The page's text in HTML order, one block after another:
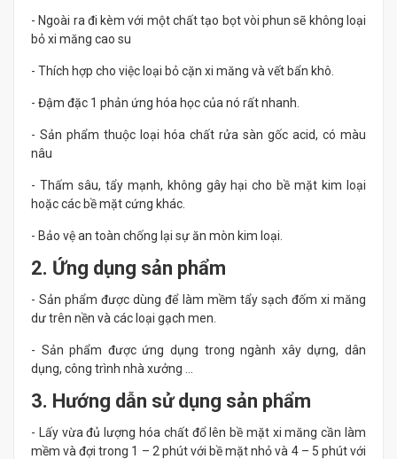
- Ngoài ra đi kèm với một chất tạo bọt vòi phun sẽ không loại
bỏ xi măng cao su
- Thích hợp cho việc loại bỏ cặn xi măng và vết bẩn khô.
- Đậm đặc 1 phản ứng hóa học của nó rất nhanh.
- Sản phẩm thuộc loại hóa chất rửa sàn gốc acid, có màu
nâu
- Thấm sâu, tẩy mạnh, không gây hại cho bề mặt kim loại
hoặc các bề mặt cứng khác.
- Bảo vệ an toàn chống lại sự ăn mòn kim loại.
2. Ứng dụng sản phẩm
- Sản phẩm được dùng để làm mềm tẩy sạch đốm xi măng
dư trên nền và các loại gạch men.
- Sản phẩm được ứng dụng trong ngành xây dựng, dân
dụng, công trình nhà xưởng …
3. Hướng dẫn sử dụng sản phẩm
- Lấy vừa đủ lượng hóa chất đổ lên bề mặt xi măng cần làm
mềm và đợi trong 1 – 2 phút với bề mặt nhỏ và 4 – 5 phút với